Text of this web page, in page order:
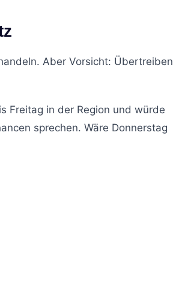
Aber Vorsicht: Übertreiben
Freitag in der Region und würde
sprechen. Wäre Donnerstag